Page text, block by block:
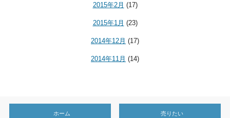
2015年2月 (17)
2015年1月 (23)
2014年12月 (17)
2014年11月 (14)
ホーム 売りたい